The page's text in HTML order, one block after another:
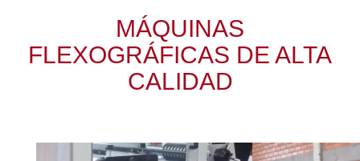
MÁQUINAS
FLEXOGRÁFICAS DE ALTA
CALIDAD